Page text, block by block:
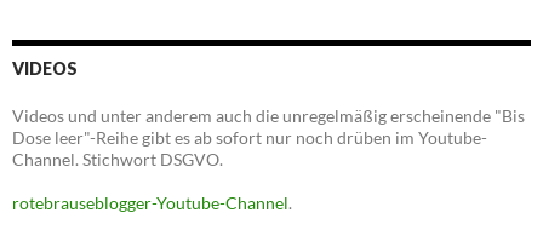
VIDEOS
Videos und unter anderem auch die unregelmäßig erscheinende "Bis
Dose leer"-Reihe gibt es ab sofort nur noch drüben im Youtube-
Channel. Stichwort DSGVO.
rotebrauseblogger-Youtube-Channel.